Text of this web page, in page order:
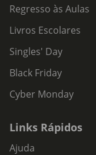
Regresso às Aulas
Livros Escolares
Singles' Day
Black Friday
Cyber Monday
Links Rápidos
Ajuda